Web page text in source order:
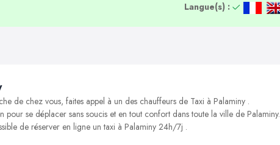
Langue(s) :
de chez vous, faites appel à un des chauffeurs de Taxi à Palaminy .
pour se déplacer sans soucis et en tout confort dans toute la ville de Palaminy.
de réserver en ligne un taxi à Palaminy 24h/7j .